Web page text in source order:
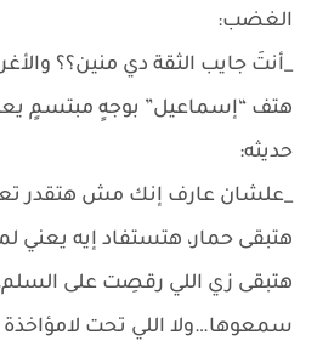
الغضب:
_أنتَ جايب الثقة دي منين؟؟
هتف “إسماعيل” بوجهٍ مبتسمٍ
حديثه:
_علشان عارف إنك مش هتقدر
هتبقى حمار، هتستفاد إيه يعني
هتبقى زي اللي رقصِت على السلم،
سمعوها…ولا اللي تحت